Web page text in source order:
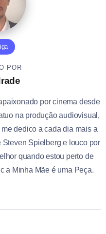
POR
por cinema desde
na produção audiovisual,
dedico a cada dia mais a
Spielberg e louco por
quando estou perto de
a Minha Mãe é uma Peça.